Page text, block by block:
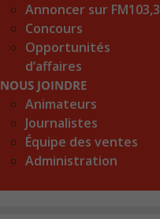
Annoncer sur FM103,3
Concours
Opportunités
d’affaires
NOUS JOINDRE
Animateurs
Journalistes
Équipe des ventes
Administration